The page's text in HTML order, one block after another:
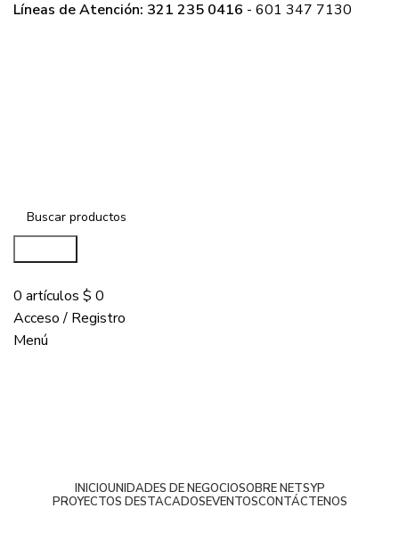
Líneas de Atención: 321 235 0416 - 601 347 7130
0 artículos $ 0
Acceso / Registro
Menú
INICIOUNIDADES DE NEGOCIOSOBRE NETSYP
PROYECTOS DESTACADOSEVENTOSCONTÁCTENOS